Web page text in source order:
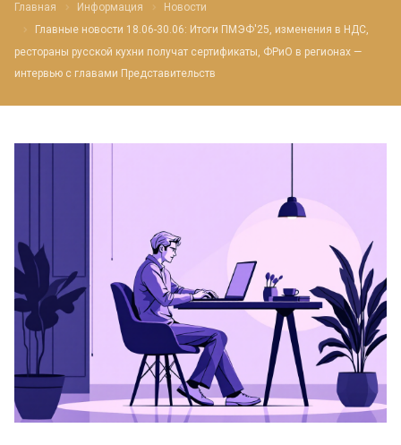
Главная Информация
Новости
Главные новости 18.06-30.06: Итоги ПМЭФ'25, изменения в НДС,
рестораны русской кухни получат сертификаты, ФРиО в регионах —
интервью с главами Представительств